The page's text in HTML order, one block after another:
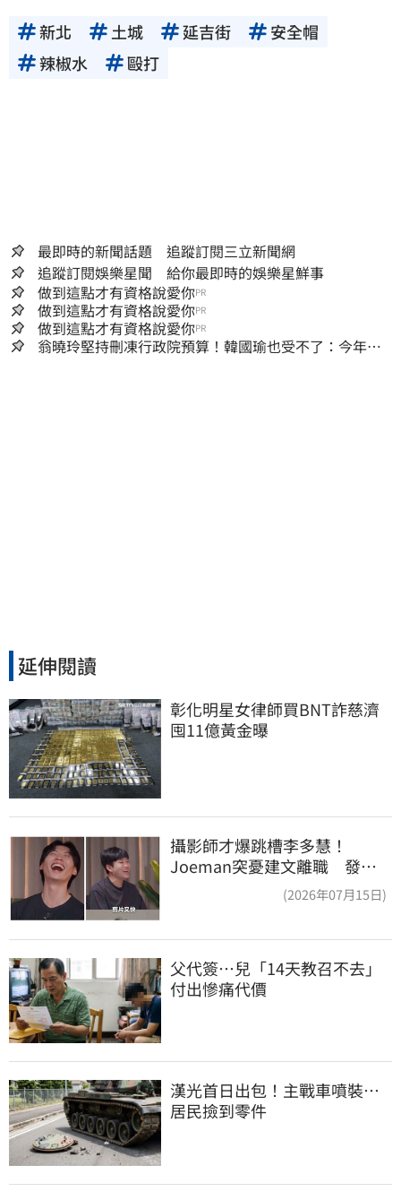
新北 土城 延吉街
安全帽
辣椒水
毆打
最即時的新聞話題 追蹤訂閱三立新聞網
追蹤訂閱娛樂星聞 給你最即時的娛樂星鮮事
做到這點才有資格說愛你PR
做到這點才有資格說愛你PR
做到這點才有資格說愛你PR
翁曉玲堅持刪凍行政院預算！韓國瑜也受不了：今年剩4
延伸閱讀
彰化明星女律師買BNT詐慈濟
囤11億黃金曝
攝影師才爆跳槽李多慧！
Joeman突憂建文離職 發聲
「其實我很清楚」(2026年07月15日)
父代簽…兒「14天教召不去」
付出慘痛代價
漢光首日出包！主戰車噴裝…
居民撿到零件